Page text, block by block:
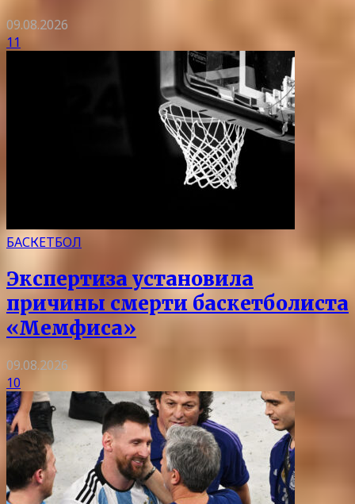
09.08.2026
11
БАСКЕТБОЛ
Экспертиза установила
причины смерти баскетболиста
«Мемфиса»
09.08.2026
10